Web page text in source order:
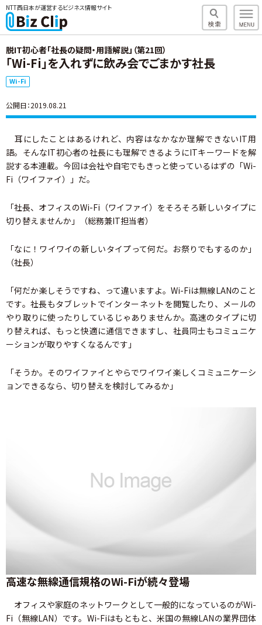
NTT西日本が運営するビジネス情報サイト
脱IT初心者「社長の疑問・用語解説」（第21回）
「Wi-Fi」を入れずに飲み会でごまかす社長
Wi-Fi
公開日：2019.08.21
耳にしたことはあるけれど、内容はなかなか理解できないIT用
語。そんなIT初心者の社長にも理解できるようにITキーワードを解
説する本連載。今回は会社や自宅でもきっと使っているはずの「Wi-
Fi（ワイファイ）」だ。
「社長、オフィスのWi-Fi（ワイファイ）をそろそろ新しいタイプに
切り替えませんか」（総務兼IT担当者）
「なに！ワイワイの新しいタイプって何だ。お祭りでもするのか」
（社長）
「何だか楽しそうですね、って違いますよ。Wi-Fiは無線LANのこと
です。社長もタブレットでインターネットを閲覧したり、メールの
やり取りに使ったりしているじゃありませんか。高速のタイプに切
り替えれば、もっと快適に通信できますし、社員同士もコミュニケ
ーションが取りやすくなるんです」
「そうか。そのワイファイとやらでワイワイ楽しくコミュニケーシ
ョンできるなら、切り替えを検討してみるか」
高速な無線通信規格のWi-Fiが続々登場
オフィスや家庭のネットワークとして一般的になっているのがWi-
Fi（無線LAN）です。Wi-Fiはもともと、米国の無線LANの業界団体